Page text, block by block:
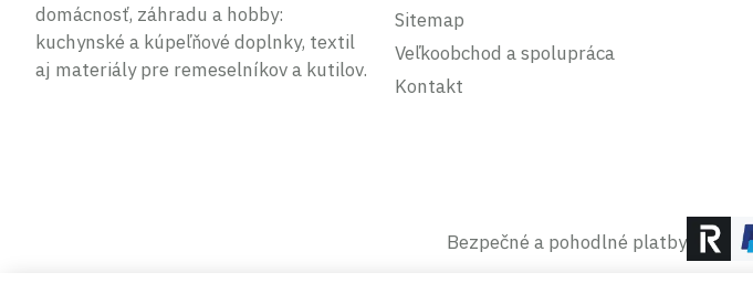
domácnosť, záhradu a hobby:
kuchynské a kúpeľňové doplnky, textil
aj materiály pre remeselníkov a kutilov.
Sitemap
Veľkoobchod a spolupráca
Kontakt
Bezpečné a pohodlné platby